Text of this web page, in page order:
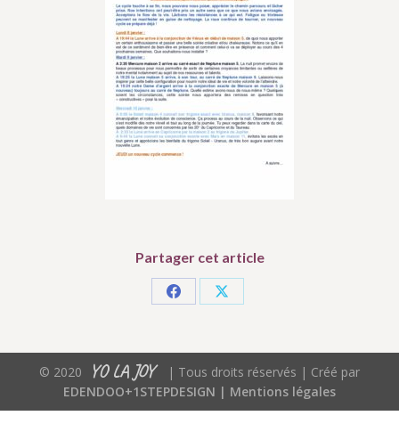
Partager cet article
Partager
Facebook
Partager
X
© 2020
YO LA JOY
| Tous droits réservés | Créé par
EDENDOO+1STEPDESIGN | Mentions légales